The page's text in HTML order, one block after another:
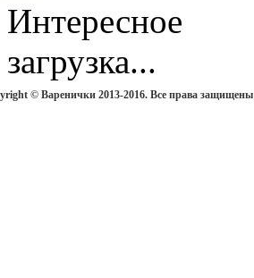
Интересное
загрузка...
© Варенички 2013-2016. Все права защищены